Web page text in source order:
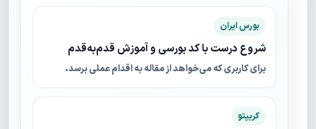
بورس ایران
شروع درست با کد بورسی و آموزش قدم‌به‌قدم
برای کاربری که می‌خواهد از مقاله به اقدام عملی برسد.
کریپتو